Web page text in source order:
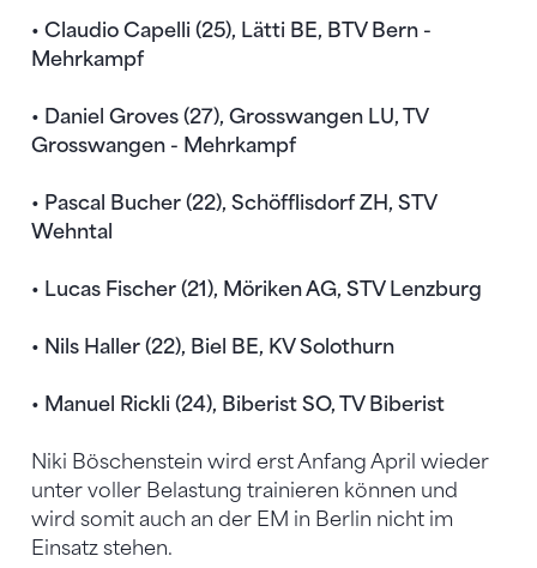
• Claudio Capelli (25), Lätti BE, BTV Bern -
Mehrkampf
• Daniel Groves (27), Grosswangen LU, TV
Grosswangen - Mehrkampf
• Pascal Bucher (22), Schöfflisdorf ZH, STV
Wehntal
• Lucas Fischer (21), Möriken AG, STV Lenzburg
• Nils Haller (22), Biel BE, KV Solothurn
• Manuel Rickli (24), Biberist SO, TV Biberist
Niki Böschenstein wird erst Anfang April wieder
unter voller Belastung trainieren können und
wird somit auch an der EM in Berlin nicht im
Einsatz stehen.